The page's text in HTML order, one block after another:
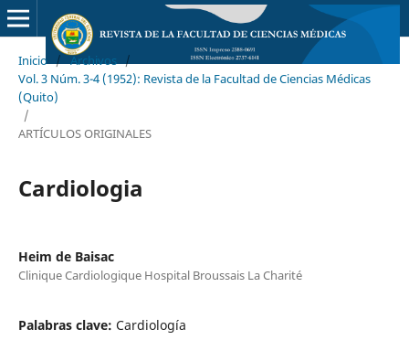
Inicio / Archivos /
Vol. 3 Núm. 3-4 (1952): Revista de la Facultad de Ciencias Médicas
(Quito)
/
ARTÍCULOS ORIGINALES
Cardiologia
Heim de Baisac
Clinique Cardiologique Hospital Broussais La Charité
Palabras clave: Cardiología